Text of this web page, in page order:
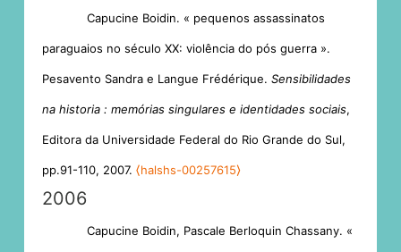
Capucine Boidin. « pequenos assassinatos
paraguaios no século XX: violência do pós guerra ».
Pesavento Sandra e Langue Frédérique. Sensibilidades
na historia : memórias singulares e identidades sociais,
Editora da Universidade Federal do Rio Grande do Sul,
pp.91-110, 2007. ⟨halshs-00257615⟩
2006
Capucine Boidin, Pascale Berloquin Chassany. «